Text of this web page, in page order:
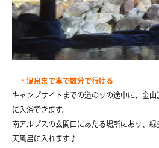
・温泉まで車で数分で行ける
キャンプサイトまでの道のりの途中に、金
に入浴できます。
南アルプスの玄関口にあたる場所にあり、
天風呂に入れます♪